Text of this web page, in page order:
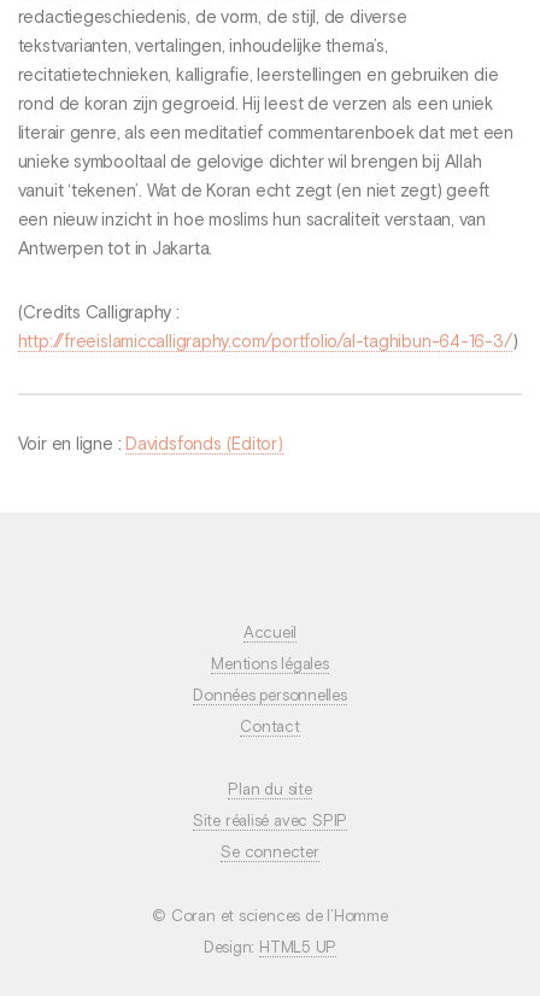
redactiegeschiedenis, de vorm, de stijl, de diverse
tekstvarianten, vertalingen, inhoudelijke thema’s,
recitatietechnieken, kalligrafie, leerstellingen en gebruiken die
rond de koran zijn gegroeid. Hij leest de verzen als een uniek
literair genre, als een meditatief commentarenboek dat met een
unieke symbooltaal de gelovige dichter wil brengen bij Allah
vanuit ‘tekenen’. Wat de Koran echt zegt (en niet zegt) geeft
een nieuw inzicht in hoe moslims hun sacraliteit verstaan, van
Antwerpen tot in Jakarta.
(Credits Calligraphy :
http://freeislamiccalligraphy.com/portfolio/al-taghibun-64-16-3/ )
Voir en ligne : Davidsfonds (Editor)
Accueil
Mentions légales
Données personnelles
Contact
Plan du site
Site réalisé avec SPIP
Se connecter
© Coran et sciences de l’Homme
Design: HTML5 UP